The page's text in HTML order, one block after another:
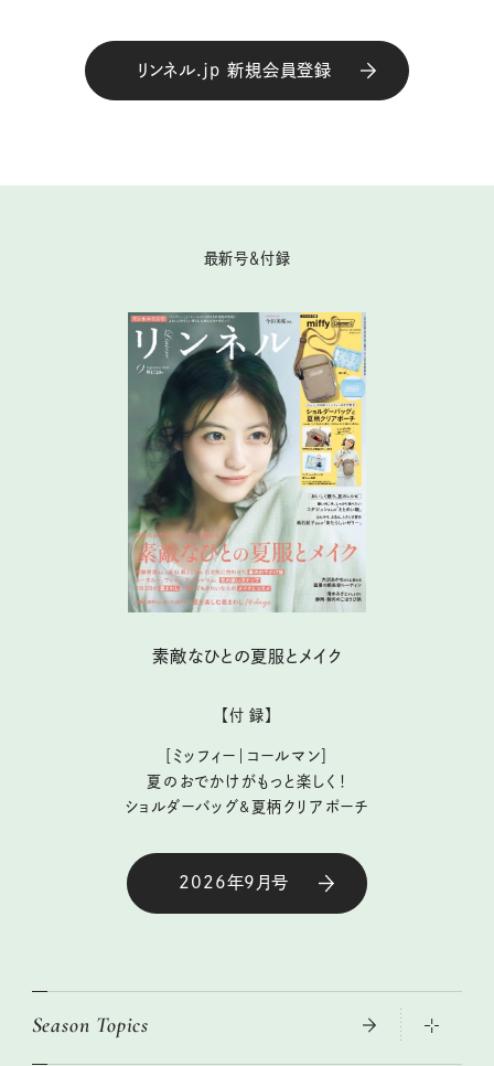
リンネル.jp 新規会員登録
最新号＆付録
素敵なひとの夏服とメイク
【付 録】
［ミッフィー｜コールマン］
夏のおでかけがもっと楽しく！
ショルダーバッグ&夏柄クリアポーチ
2026年9月号
Season Topics